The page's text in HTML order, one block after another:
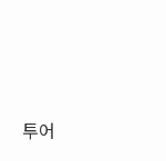
투어